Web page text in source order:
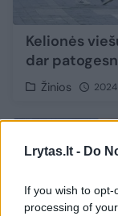
Lrytas.lt - Do
If you wish to
processing of
Kelionės
dar
Žinios